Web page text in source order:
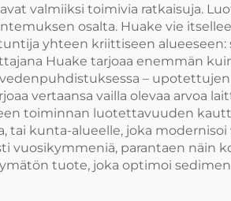
valmiiksi toimivia ratkaisuja.
osalta. Huake vie
yhteen kriittiseen
Huake tarjoaa enemmän
– upotettujen
vertaansa vailla olevaa arvoa
toiminnan luotettavuuden
kunta-alueelle, joka
parantaen näin
tuote, joka optimoi